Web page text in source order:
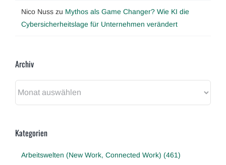
Nico Nuss zu Mythos als Game Changer? Wie KI die
Cybersicherheitslage für Unternehmen verändert
Archiv
Kategorien
Arbeitswelten (New Work, Connected Work) (461)